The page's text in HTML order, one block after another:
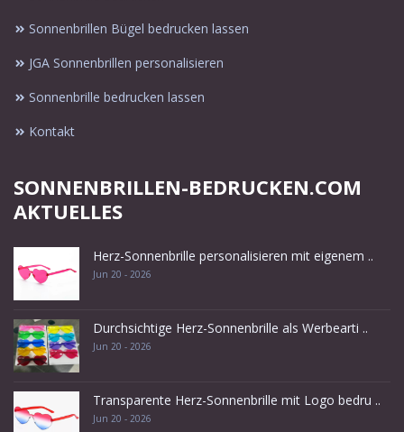
Sonnenbrillen Bügel bedrucken lassen
JGA Sonnenbrillen personalisieren
Sonnenbrille bedrucken lassen
Kontakt
SONNENBRILLEN-BEDRUCKEN.COM
AKTUELLES
Herz-Sonnenbrille personalisieren mit eigenem ..
Jun 20 - 2026
Durchsichtige Herz-Sonnenbrille als Werbearti ..
Jun 20 - 2026
Transparente Herz-Sonnenbrille mit Logo bedru ..
Jun 20 - 2026